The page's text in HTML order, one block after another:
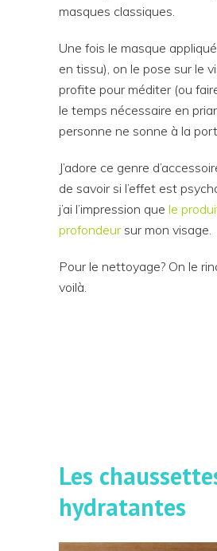
masques classiques.
Une fois le masque
en tissu), on le pose sur le
profite pour méditer (ou
le temps nécessaire en
personne ne sonne à la
J’adore ce genre
de savoir si l’effet est
j’ai l’impression que le
profondeur sur mon visage.
Pour le nettoyage? On le
voilà.
Les
hydratantes